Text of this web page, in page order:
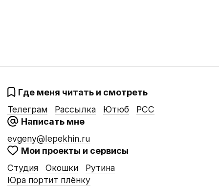
Где меня читать и смотреть
Телеграм
Рассылка Ютюб
РСС
Написать мне
evgeny@lepekhin.ru
Мои проекты и сервисы
Студия
Окошки
Юра портит плёнку
Рутина